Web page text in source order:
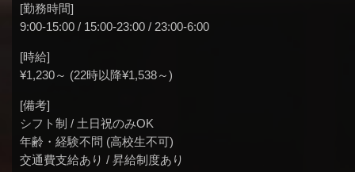
[勤務時間]
9:00-15:00 / 15:00-23:00 / 23:00-6:00
[時給]
¥1,230～ (22時以降¥1,538～)
[備考]
シフト制 / 土日祝のみOK
年齢・経験不問 (高校生不可)
交通費支給あり / 昇給制度あり